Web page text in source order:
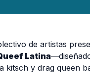
de artistas
Latina
kitsch y drag queen